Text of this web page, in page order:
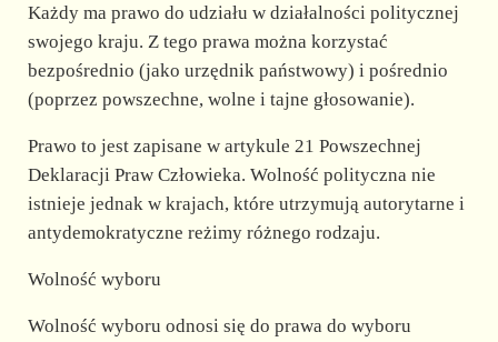
Każdy ma prawo do udziału w działalności politycznej
swojego kraju. Z tego prawa można korzystać
bezpośrednio (jako urzędnik państwowy) i pośrednio
(poprzez powszechne, wolne i tajne głosowanie).
Prawo to jest zapisane w artykule 21 Powszechnej
Deklaracji Praw Człowieka. Wolność polityczna nie
istnieje jednak w krajach, które utrzymują autorytarne i
antydemokratyczne reżimy różnego rodzaju.
Wolność wyboru
Wolność wyboru odnosi się do prawa do wyboru